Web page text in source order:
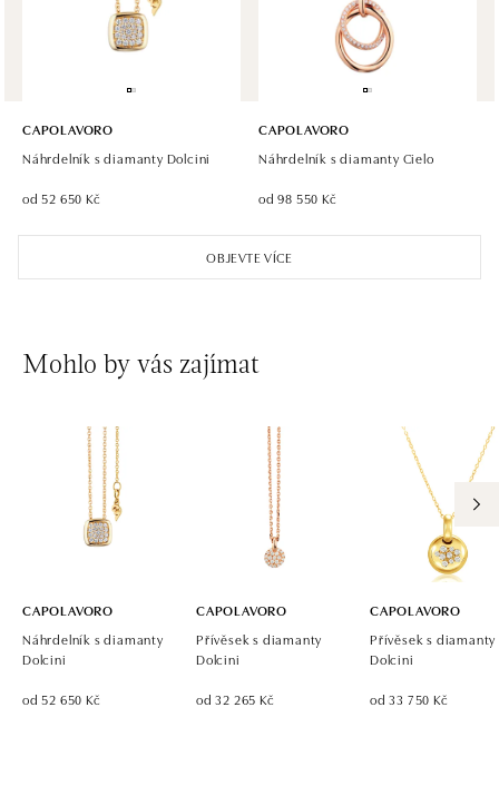
dnes otevřeno do 21:00
OBJEVTE VÍCE
CAPOLAVORO
Náhrdelník s diamanty Dolcini
od 52 650 Kč
CAPOLAVORO
Náhrdelník s diamanty Cielo
od 98 550 Kč
Mohlo by vás zajímat
CAPOLAVORO
Náhrdelník s diamanty
Dolcini
od 52 650 Kč
CAPOLAVORO
Přívěsek s diamanty
Dolcini
od 32 265 Kč
CAPOLAVORO
Přívěsek s diamanty
Dolcini
od 33 750 Kč